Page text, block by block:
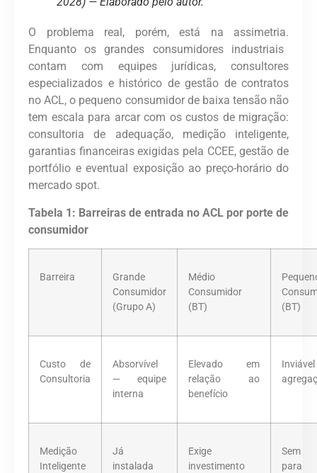
O problema real, porém, está na assimetria.
Enquanto os grandes consumidores industriais
contam com equipes jurídicas, consultores
especializados e histórico de gestão de contratos
no ACL, o pequeno consumidor de baixa tensão não
tem escala para arcar com os custos de migração:
consultoria de adequação, medição inteligente,
garantias financeiras exigidas pela CCEE, gestão de
portfólio e eventual exposição ao preço-horário do
mercado spot.
Tabela 1: Barreiras de entrada no ACL por porte de
consumidor
Barreira
Grande
Consumidor
(Grupo A)
Médio
Consumidor
(BT)
(BT)
Custo de
Consultoria
Absorvível
— equipe
interna
Elevado em
relação ao
benefício
Medição
Inteligente
Já
instalada
Exige
investimento
Sem
para